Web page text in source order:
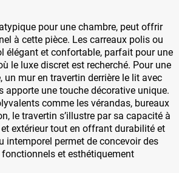
pour une chambre, peut offrir
à cette pièce. Les carreaux polis ou
élégant et confortable, parfait pour une
le luxe discret est recherché. Pour une
un mur en travertin derrière le lit avec
apporte une touche décorative unique.
comme les vérandas, bureaux
le travertin s’illustre par sa capacité à
extérieur tout en offrant durabilité et
intemporel permet de concevoir des
et esthétiquement